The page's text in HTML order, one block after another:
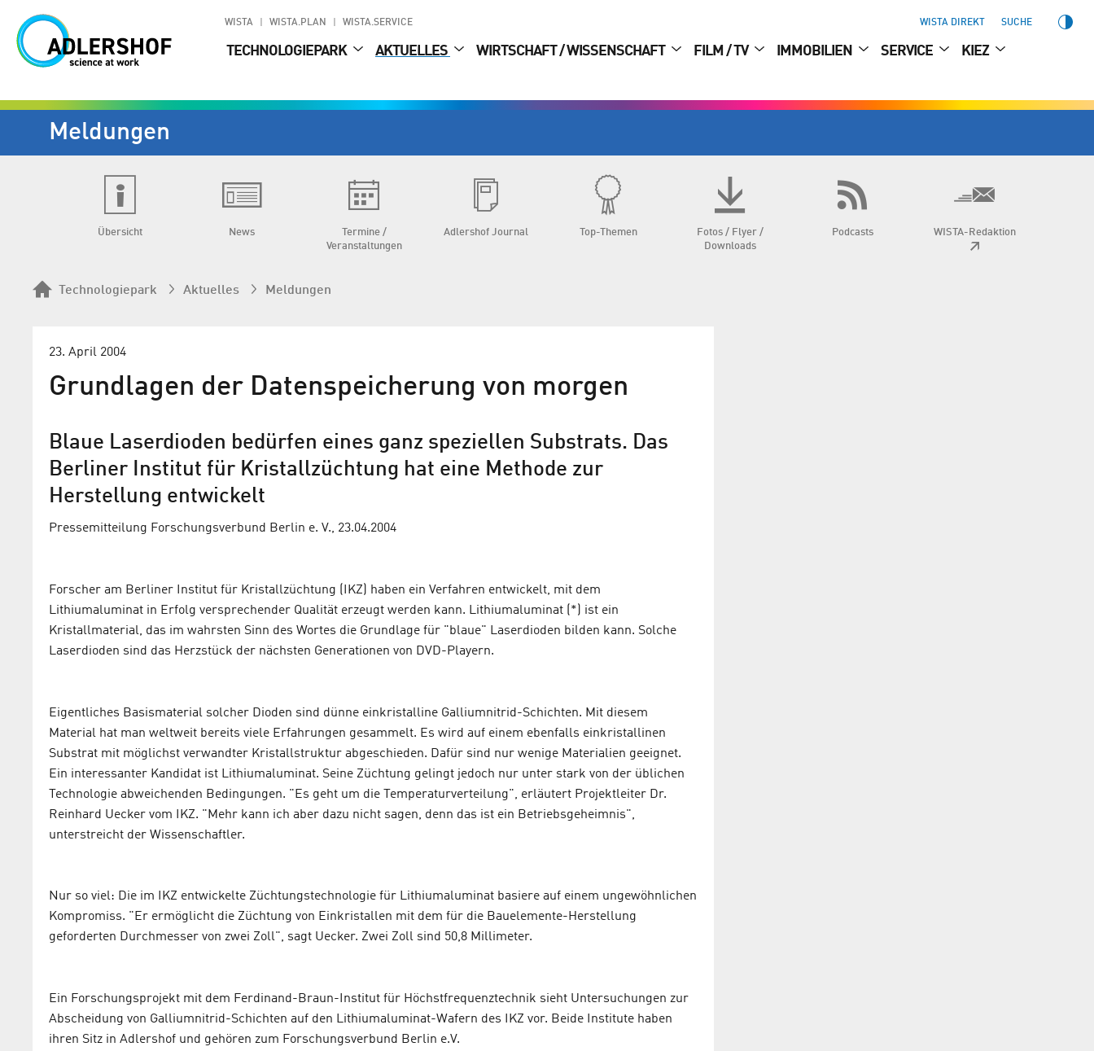
WISTA WISTA.PLAN WISTA.SERVICE WISTA DIREKT SUCHE
TECHNOLOGIEPARK AKTUELLES WIRTSCHAFT / WISSENSCHAFT FILM / TV IMMOBILIEN SERVICE KIEZ
Meldungen
Übersicht News
Termine /
Veranstaltungen
Adlershof Journal Top-Themen
Fotos / Flyer /
Downloads
Podcasts WISTA-Redaktion
Technologiepark Aktuelles Meldungen
23. April 2004
Grundlagen der Datenspeicherung von morgen
Blaue Laserdioden bedürfen eines ganz speziellen Substrats. Das
Berliner Institut für Kristallzüchtung hat eine Methode zur
Herstellung entwickelt
Pressemitteilung Forschungsverbund Berlin e. V., 23.04.2004
Forscher am Berliner Institut für Kristallzüchtung (IKZ) haben ein Verfahren entwickelt, mit dem
Lithiumaluminat in Erfolg versprechender Qualität erzeugt werden kann. Lithiumaluminat (*) ist ein
Kristallmaterial, das im wahrsten Sinn des Wortes die Grundlage für "blaue" Laserdioden bilden kann. Solche
Laserdioden sind das Herzstück der nächsten Generationen von DVD-Playern.
Eigentliches Basismaterial solcher Dioden sind dünne einkristalline Galliumnitrid-Schichten. Mit diesem
Material hat man weltweit bereits viele Erfahrungen gesammelt. Es wird auf einem ebenfalls einkristallinen
Substrat mit möglichst verwandter Kristallstruktur abgeschieden. Dafür sind nur wenige Materialien geeignet.
Ein interessanter Kandidat ist Lithiumaluminat. Seine Züchtung gelingt jedoch nur unter stark von der üblichen
Technologie abweichenden Bedingungen. "Es geht um die Temperaturverteilung", erläutert Projektleiter Dr.
Reinhard Uecker vom IKZ. "Mehr kann ich aber dazu nicht sagen, denn das ist ein Betriebsgeheimnis",
unterstreicht der Wissenschaftler.
Nur so viel: Die im IKZ entwickelte Züchtungstechnologie für Lithiumaluminat basiere auf einem ungewöhnlichen
Kompromiss. "Er ermöglicht die Züchtung von Einkristallen mit dem für die Bauelemente-Herstellung
geforderten Durchmesser von zwei Zoll", sagt Uecker. Zwei Zoll sind 50,8 Millimeter.
Ein Forschungsprojekt mit dem Ferdinand-Braun-Institut für Höchstfrequenztechnik sieht Untersuchungen zur
Abscheidung von Galliumnitrid-Schichten auf den Lithiumaluminat-Wafern des IKZ vor. Beide Institute haben
ihren Sitz in Adlershof und gehören zum Forschungsverbund Berlin e.V.